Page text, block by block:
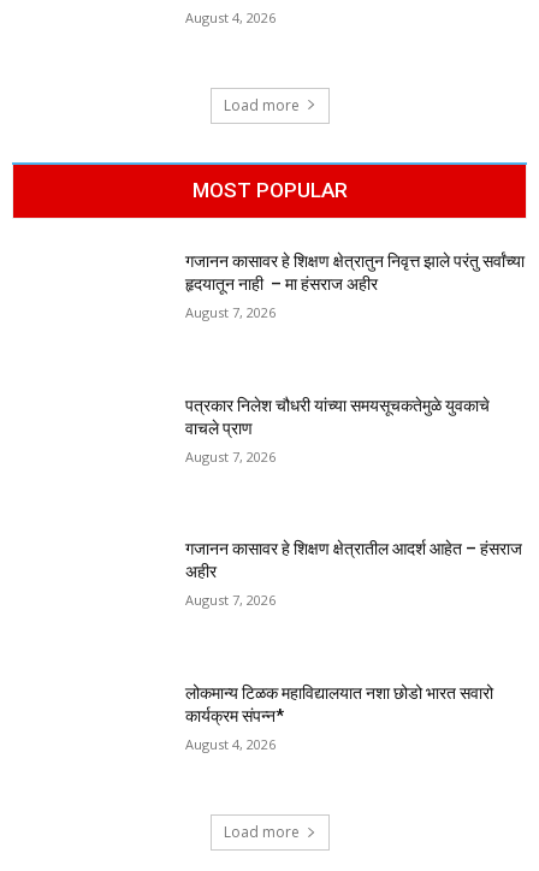
August 4, 2026
Load more
MOST POPULAR
गजानन कासावर हे शिक्षण क्षेत्रातुन निवृत्त झाले परंतु सर्वांच्या
हृदयातून नाही – मा हंसराज अहीर
August 7, 2026
पत्रकार निलेश चौधरी यांच्या समयसूचकतेमुळे युवकाचे
वाचले प्राण
August 7, 2026
गजानन कासावर हे शिक्षण क्षेत्रातील आदर्श आहेत – हंसराज
अहीर
August 7, 2026
लोकमान्य टिळक महाविद्यालयात नशा छोडो भारत सवारो
कार्यक्रम संपन्न*
August 4, 2026
Load more